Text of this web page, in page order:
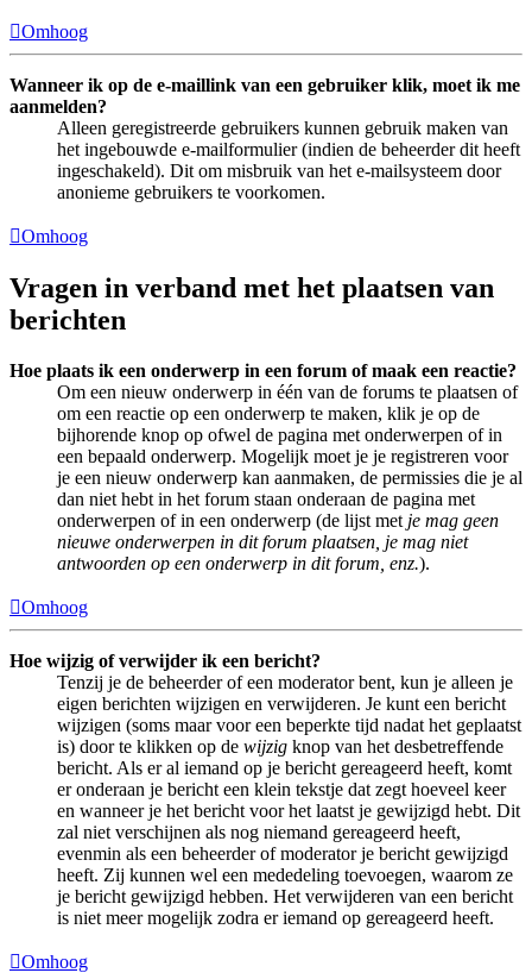
Omhoog
Wanneer ik op de e-maillink van een gebruiker klik, moet ik me
aanmelden?
Alleen geregistreerde gebruikers kunnen gebruik maken van
het ingebouwde e-mailformulier (indien de beheerder dit heeft
ingeschakeld). Dit om misbruik van het e-mailsysteem door
anonieme gebruikers te voorkomen.
Omhoog
Vragen in verband met het plaatsen van
berichten
Hoe plaats ik een onderwerp in een forum of maak een reactie?
Om een nieuw onderwerp in één van de forums te plaatsen of
om een reactie op een onderwerp te maken, klik je op de
bijhorende knop op ofwel de pagina met onderwerpen of in
een bepaald onderwerp. Mogelijk moet je je registreren voor
je een nieuw onderwerp kan aanmaken, de permissies die je al
dan niet hebt in het forum staan onderaan de pagina met
onderwerpen of in een onderwerp (de lijst met je mag geen
nieuwe onderwerpen in dit forum plaatsen, je mag niet
antwoorden op een onderwerp in dit forum, enz.).
Omhoog
Hoe wijzig of verwijder ik een bericht?
Tenzij je de beheerder of een moderator bent, kun je alleen je
eigen berichten wijzigen en verwijderen. Je kunt een bericht
wijzigen (soms maar voor een beperkte tijd nadat het geplaatst
is) door te klikken op de wijzig knop van het desbetreffende
bericht. Als er al iemand op je bericht gereageerd heeft, komt
er onderaan je bericht een klein tekstje dat zegt hoeveel keer
en wanneer je het bericht voor het laatst je gewijzigd hebt. Dit
zal niet verschijnen als nog niemand gereageerd heeft,
evenmin als een beheerder of moderator je bericht gewijzigd
heeft. Zij kunnen wel een mededeling toevoegen, waarom ze
je bericht gewijzigd hebben. Het verwijderen van een bericht
is niet meer mogelijk zodra er iemand op gereageerd heeft.
Omhoog